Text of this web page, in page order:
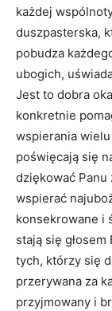
każdej
duszpasterska,
pobudza
ubogich,
Jest to dobra
konkretnie
wspierania
poświęcają się
dziękować Panu
wspierać
konsekrowane i
stają się
tych, którzy się
przerywana za
przyjmowany i